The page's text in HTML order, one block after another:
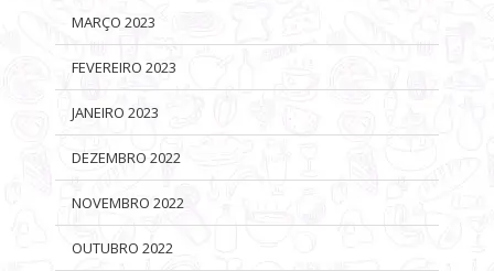
MARÇO 2023
FEVEREIRO 2023
JANEIRO 2023
DEZEMBRO 2022
NOVEMBRO 2022
OUTUBRO 2022